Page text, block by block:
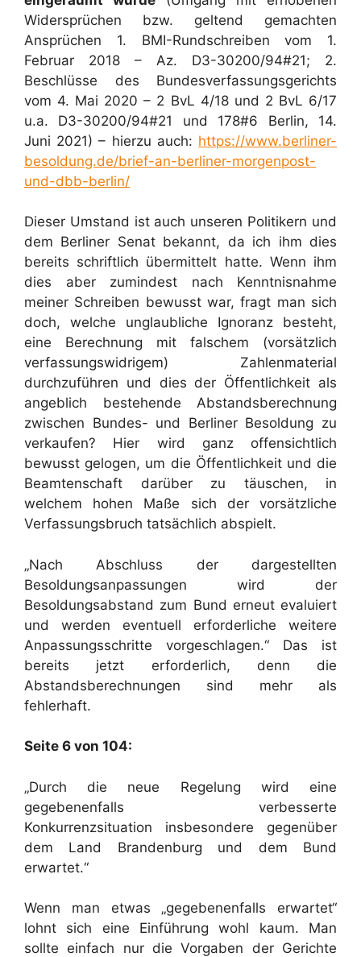
Widersprüchen bzw. geltend gemachten
Ansprüchen 1. BMI-Rundschreiben vom 1.
Februar 2018 – Az. D3-30200/94#21; 2.
Beschlüsse des Bundesverfassungsgerichts
vom 4. Mai 2020 – 2 BvL 4/18 und 2 BvL 6/17
u.a. D3-30200/94#21 und 178#6 Berlin, 14.
Juni 2021) – hierzu auch: https://www.berliner-
besoldung.de/brief-an-berliner-morgenpost-
und-dbb-berlin/
Dieser Umstand ist auch unseren Politikern und
dem Berliner Senat bekannt, da ich ihm dies
bereits schriftlich übermittelt hatte. Wenn ihm
dies aber zumindest nach Kenntnisnahme
meiner Schreiben bewusst war, fragt man sich
doch, welche unglaubliche Ignoranz besteht,
eine Berechnung mit falschem (vorsätzlich
verfassungswidrigem) Zahlenmaterial
durchzuführen und dies der Öffentlichkeit als
angeblich bestehende Abstandsberechnung
zwischen Bundes- und Berliner Besoldung zu
verkaufen? Hier wird ganz offensichtlich
bewusst gelogen, um die Öffentlichkeit und die
Beamtenschaft darüber zu täuschen, in
welchem hohen Maße sich der vorsätzliche
Verfassungsbruch tatsächlich abspielt.
„Nach Abschluss der dargestellten
Besoldungsanpassungen wird der
Besoldungsabstand zum Bund erneut evaluiert
und werden eventuell erforderliche weitere
Anpassungsschritte vorgeschlagen.“ Das ist
bereits jetzt erforderlich, denn die
Abstandsberechnungen sind mehr als
fehlerhaft.
Seite 6 von 104:
„Durch die neue Regelung wird eine
gegebenenfalls verbesserte
Konkurrenzsituation insbesondere gegenüber
dem Land Brandenburg und dem Bund
erwartet.“
Wenn man etwas „gegebenenfalls erwartet“
lohnt sich eine Einführung wohl kaum. Man
sollte einfach nur die Vorgaben der Gerichte